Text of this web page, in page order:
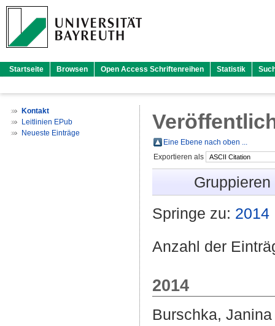
Startseite Browsen Open Access Schriftenreihen Statistik
Kontakt
Leitlinien EPub
Neueste Einträge
Eine Ebene nach oben ...
Exportieren als
Springe zu: 2014
Anzahl der
2014
Burschka,